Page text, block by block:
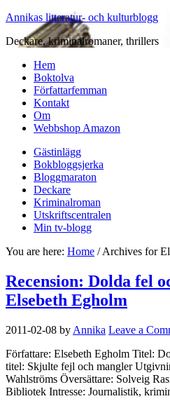
Annikas litteratur- och kulturblogg
Deckare, kriminalromaner, thrillers
Hem
Boktolva
Författarfemman
Kontakt
Om
Webbshop Amazon
Gästinlägg
Bokbloggsjerka
Bloggmaraton
Deckare
Kriminalroman
Utskriftscentralen
Min tv-blogg
You are here: Home /Archives for
Recension: Dolda fel
Elsebeth Egholm
2011-02-08 by Annika Leave a
Författare: Elsebeth Egholm Titel:
titel: Skjulte fejl och mangler
Wahlströms Översättare: Solveig
Bibliotek Intresse: Journalistik,